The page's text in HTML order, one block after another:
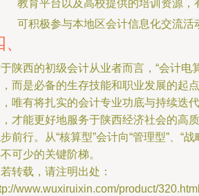
教育平台以及高校提供的培训资源，
可积极参与本地区会计信息化交流活
陕西的初级会计从业者而言，“会计电
而是必备的生存技能和职业发展的起
唯有将扎实的会计专业功底与持续迭
才能更好地服务于陕西经济社会的高
前行。从“核算型”会计向“管理型”、“
可少的关键阶梯。
转载，请注明出处：
www.wuxiruixin.com/product/320.html